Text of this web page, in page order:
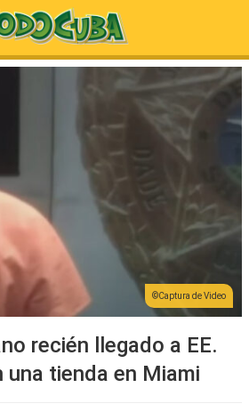
Captura de Video
recién llegado a EE.
una tienda en Miami